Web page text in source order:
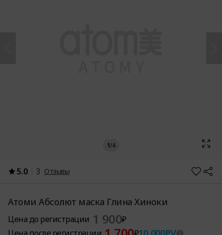
1/4
5.0 3 Отзывы
Атоми Абсолют маска Глина Хиноки
Цена до регистрации 1 900₽